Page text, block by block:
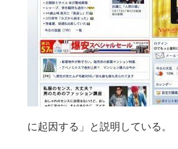
に起因する」と説明している。